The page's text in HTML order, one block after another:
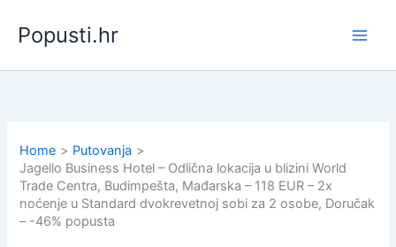
content
Popusti.hr
Home
Putovanja
Jagello Business Hotel – Odlična lokacija u blizini World
Trade Centra, Budimpešta, Mađarska – 118 EUR – 2x
noćenje u Standard dvokrevetnoj sobi za 2 osobe, Doručak
– -46% popusta